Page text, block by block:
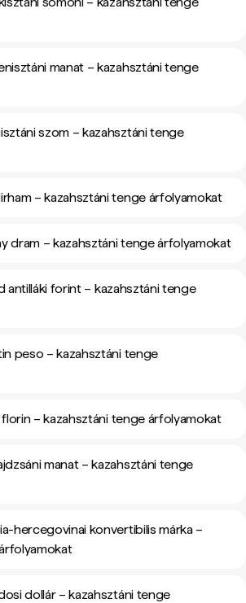
manat – kazahsztáni tenge
szom – kazahsztáni tenge
– kazahsztáni tenge árfolyamokat
dram – kazahsztáni tenge árfolyamokat
antilláki forint – kazahsztáni tenge
peso – kazahsztáni tenge
– kazahsztáni tenge árfolyamokat
manat – kazahsztáni tenge
hercegovinai konvertibilis márka –
dollár – kazahsztáni tenge